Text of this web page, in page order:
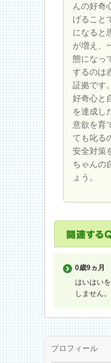
んの好奇
げること
になると
が増え、
態になっ
するのは
証拠です
好奇心と
を達成し
意欲を育
ても叱る
安全対策
ちゃんの
ょう。
0歳9ヵ月
はいはい
しません。
プロフィール